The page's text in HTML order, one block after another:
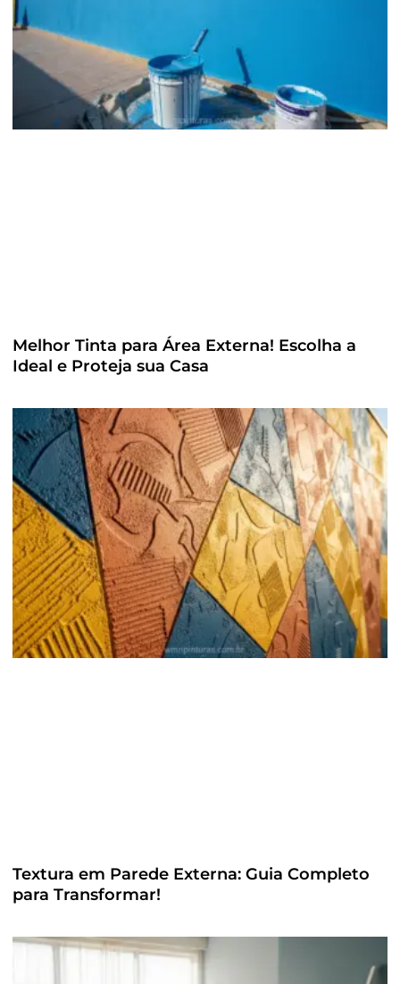
Melhor Tinta para Área Externa! Escolha a
Ideal e Proteja sua Casa
Textura em Parede Externa: Guia Completo
para Transformar!